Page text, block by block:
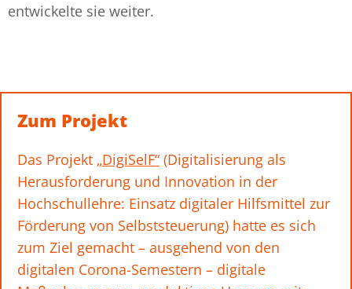
entwickelte sie weiter.
Zum Projekt
Das Projekt „DigiSelF“ (Digitalisierung als
Herausforderung und Innovation in der
Hochschullehre: Einsatz digitaler Hilfsmittel zur
Förderung von Selbststeuerung) hatte es sich
zum Ziel gemacht – ausgehend von den
digitalen Corona-Semestern – digitale